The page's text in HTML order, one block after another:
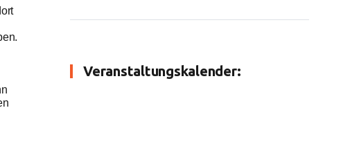
Veranstaltungskalender: